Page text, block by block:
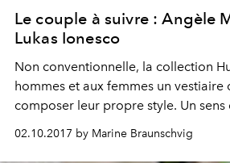
Le couple à suivre : Angèle
Lukas Ionesco
Non conventionnelle, la collection
hommes et aux femmes un
composer leur propre style. Un sens
un choix de couleurs minimal, les
les nouvelles générations au profil
02.10.2017 by Marine Braunschvig